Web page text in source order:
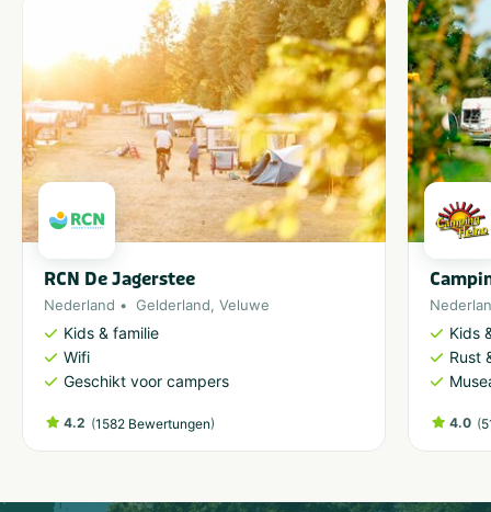
RCN De Jagerstee
Nederland Gelderland, Veluwe
Kids & familie
Wifi
Geschikt voor campers
4.2 (1582 Bewertungen)
Kids
Rust
4.0 (